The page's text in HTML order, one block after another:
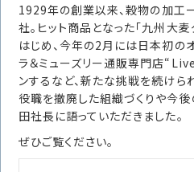
転職をお考えの方へ
転職エージェント
転職相談会
転職者の声
キャリア採用をお考
選ばれる４つの理
1929年の創業以来、穀物の加工
社。ヒット商品となった「九州大
はじめ、今年の2月には日本初の
ラ＆ミューズリー通販専門店
ンするなど、新たな挑戦を続けら
役職を撤廃した組織づくりや今
田社長に語っていただきました。
ぜひご覧ください。